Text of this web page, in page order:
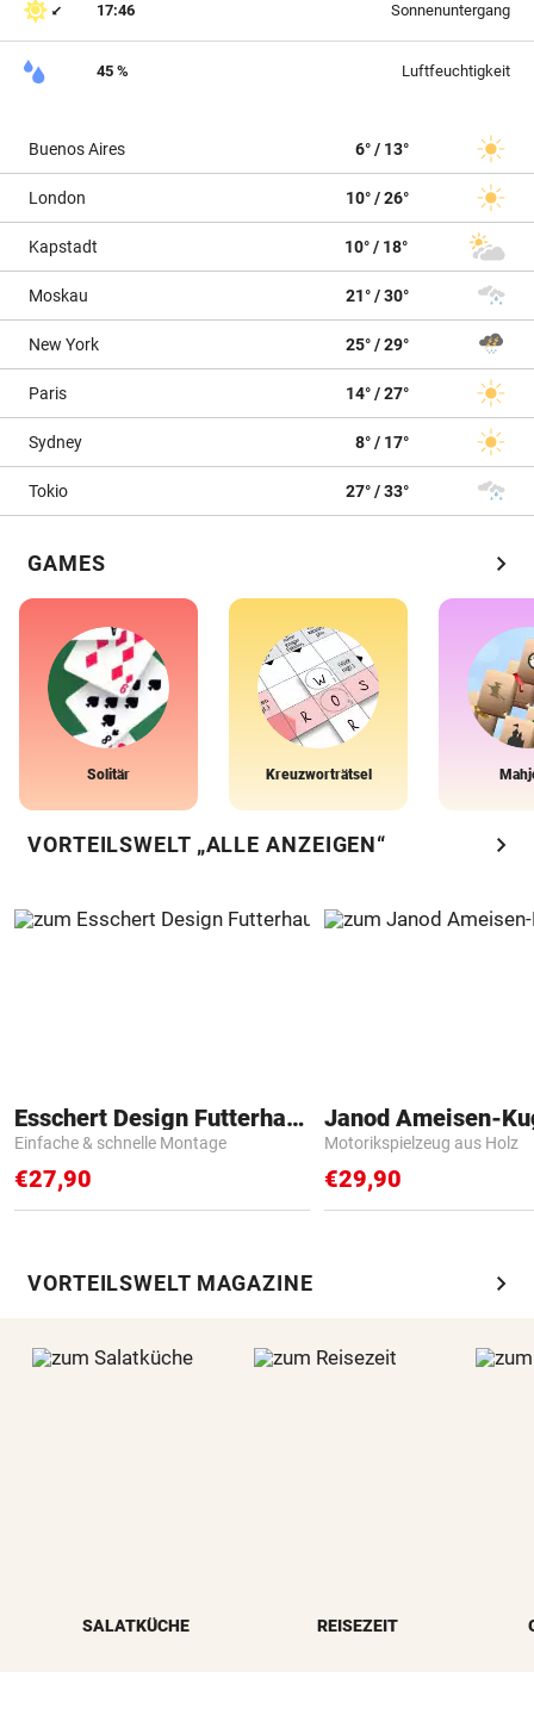
17:46 Sonnenuntergang
45 % Luftfeuchtigkeit
Buenos Aires 6° / 13°
London 10° / 26°
Kapstadt 10° / 18°
Moskau 21° / 30°
New York 25° / 29°
Paris 14° / 27°
Sydney 8° / 17°
Tokio 27° / 33°
GAMES chevron_right
Solitär Kreuzworträtsel
VORTEILSWELT „ALLE ANZEIGEN“ chevron_right
Esschert Design Futterhaus
Einfache & schnelle Montage
€27,90
Janod Ameisen-
Motorikspielzeug aus Holz
€29,90
VORTEILSWELT MAGAZINE chevron_right
SALATKÜCHE REISEZEIT